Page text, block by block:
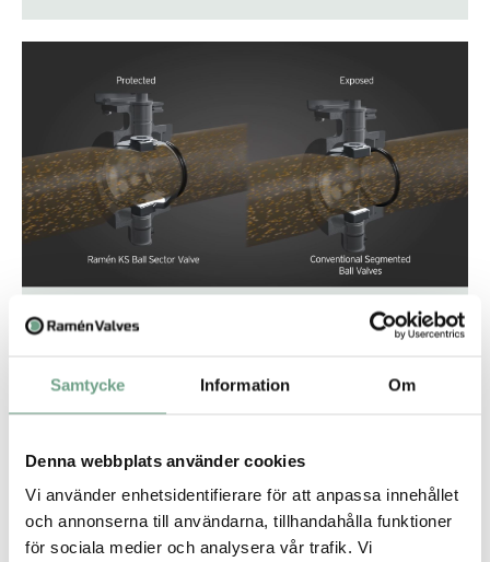
Samtycke Information Om
Denna webbplats använder cookies
Vi använder enhetsidentifierare för att anpassa innehållet
och annonserna till användarna, tillhandahålla funktioner
för sociala medier och analysera vår trafik. Vi
Ingen exponering för
Ramén KS Kulsektorventils säte kommer inte i kontakt med
media när ventilen är helt öppen, vilket ger en klar fördel